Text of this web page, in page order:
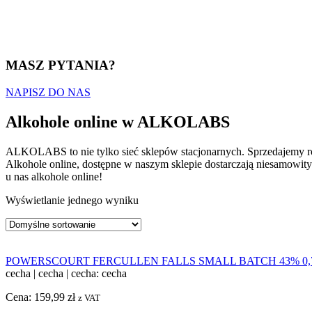
MASZ PYTANIA?
NAPISZ DO NAS
Alkohole online w ALKOLABS
ALKOLABS to nie tylko sieć sklepów stacjonarnych. Sprzedajemy
Alkohole online, dostępne w naszym sklepie dostarczają
u nas alkohole online!
Wyświetlanie jednego wyniku
POWERSCOURT FERCULLEN FALLS SMALL BATCH 43%
cecha | cecha | cecha: cecha
Cena: 159,99 zł z VAT